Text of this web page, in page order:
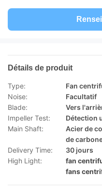
Détails de produit
Type:
Fan
Noise:
Facultatif
Blade:
Vers
Impeller Test:
Détection
Main Shaft:
Acier de
de
Delivery Time:
30 jours
High Light:
fan
fans